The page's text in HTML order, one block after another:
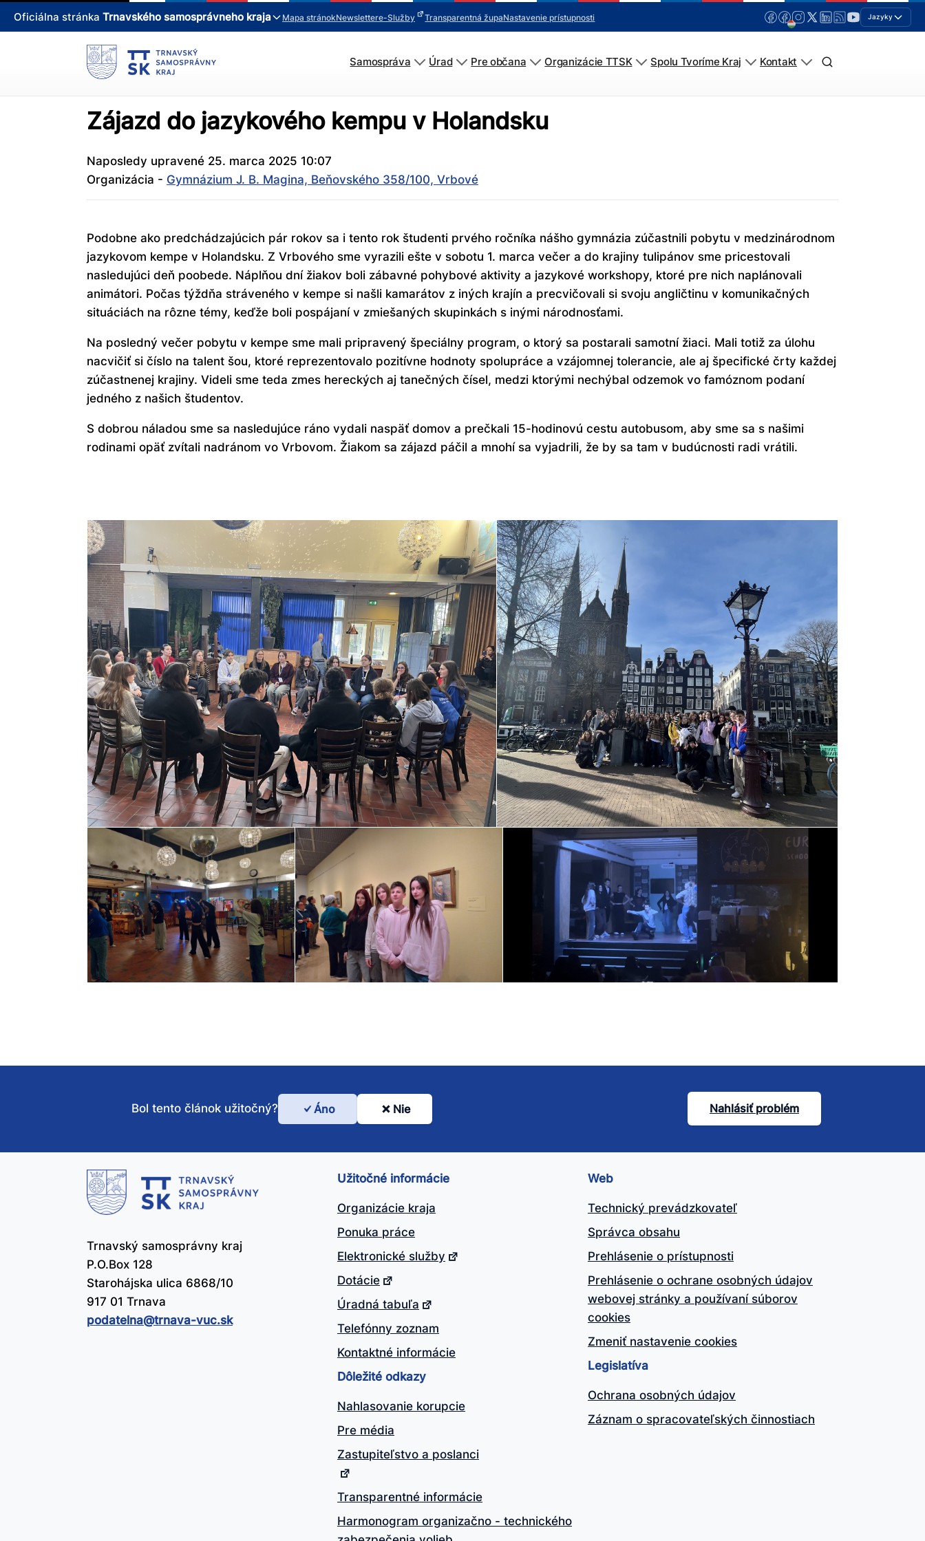
Oficiálna stránka Trnavského samosprávneho kraja Mapa stránokNewslettere-Služby Transparentná župaNastavenie prístupnosti Jazyky
Samospráva Úrad Pre občana Organizácie TTSK Spolu Tvoríme Kraj Kontakt
Zájazd do jazykového kempu v Holandsku
Naposledy upravené 25. marca 2025 10:07
Organizácia - Gymnázium J. B. Magina, Beňovského 358/100, Vrbové
Podobne ako predchádzajúcich pár rokov sa i tento rok študenti prvého ročníka nášho gymnázia zúčastnili pobytu v medzinárodnom
jazykovom kempe v Holandsku. Z Vrbového sme vyrazili ešte v sobotu 1. marca večer a do krajiny tulipánov sme pricestovali
nasledujúci deň poobede. Náplňou dní žiakov boli zábavné pohybové aktivity a jazykové workshopy, ktoré pre nich naplánovali
animátori. Počas týždňa stráveného v kempe si našli kamarátov z iných krajín a precvičovali si svoju angličtinu v komunikačných
situáciách na rôzne témy, keďže boli pospájaní v zmiešaných skupinkách s inými národnosťami.
Na posledný večer pobytu v kempe sme mali pripravený špeciálny program, o ktorý sa postarali samotní žiaci. Mali totiž za úlohu
nacvičiť si číslo na talent šou, ktoré reprezentovalo pozitívne hodnoty spolupráce a vzájomnej tolerancie, ale aj špecifické črty každej
zúčastnenej krajiny. Videli sme teda zmes hereckých aj tanečných čísel, medzi ktorými nechýbal odzemok vo famóznom podaní
jedného z našich študentov.
S dobrou náladou sme sa nasledujúce ráno vydali naspäť domov a prečkali 15-hodinovú cestu autobusom, aby sme sa s našimi
rodinami opäť zvítali nadránom vo Vrbovom. Žiakom sa zájazd páčil a mnohí sa vyjadrili, že by sa tam v budúcnosti radi vrátili.
Bol
tento
článok
užitočný?
Bol tento článok užitočný? Áno Nie Nahlásiť problém
Trnavský samosprávny kraj
P.O.Box 128
Starohájska ulica 6868/10
917 01 Trnava
podatelna@​trnava-vuc.sk
Užitočné informácie
Organizácie kraja
Ponuka práce
Elektronické služby
Dotácie
Úradná tabuľa
Telefónny zoznam
Kontaktné informácie
Dôležité odkazy
Nahlasovanie korupcie
Pre média
Zastupiteľstvo a poslanci
Transparentné informácie
Harmonogram organizačno - technického
Web
Technický prevádzkovateľ
Správca obsahu
Prehlásenie o prístupnosti
Prehlásenie o ochrane osobných údajov
webovej stránky a používaní súborov
cookies
Zmeniť nastavenie cookies
Legislatíva
Ochrana osobných údajov
Záznam o spracovateľských činnostiach